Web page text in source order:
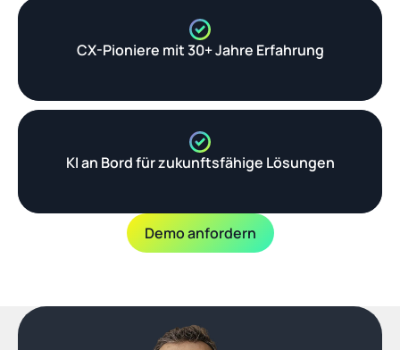
CX-Pioniere mit 30+ Jahre Erfahrung
KI an Bord für zukunftsfähige Lösungen
Demo anfordern